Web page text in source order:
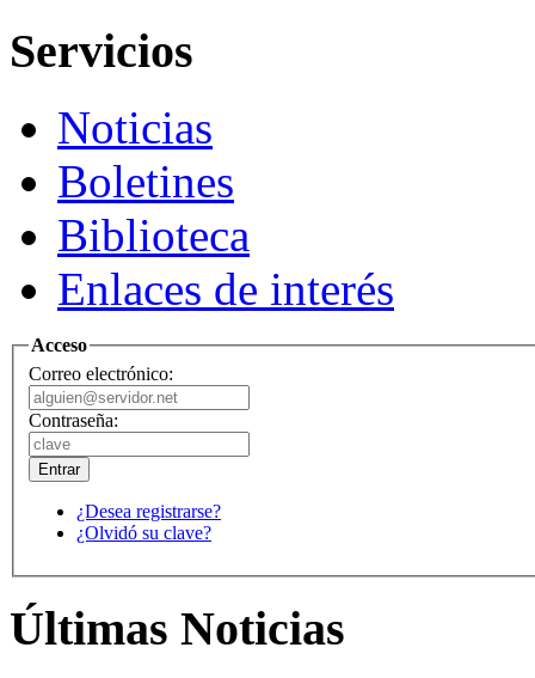
Servicios
Noticias
Boletines
Biblioteca
Enlaces de interés
Acceso
Correo electrónico:
Contraseña:
¿Desea registrarse?
¿Olvidó su clave?
Últimas Noticias